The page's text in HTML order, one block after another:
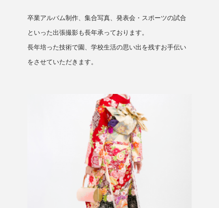
卒業アルバム制作、集合写真、発表会・スポーツの試合
といった出張撮影も長年承っております。
長年培った技術で園、学校生活の思い出を残すお手伝い
をさせていただきます。